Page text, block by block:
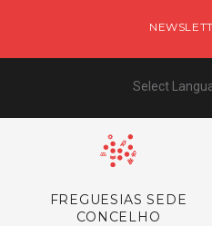
Select
FREGUESIAS SEDE
CONCELHO